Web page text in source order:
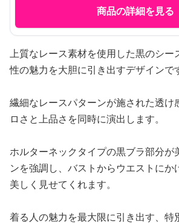
商品の詳細を見る
上質なレース素材を使用した黒のシー
性の魅力を大胆に引き出すデザインで
繊細なレースパターンが施された透け
ロさと上品さを同時に演出します。
ホルターネックタイプの黒ブラ部分が
ンを強調し、バストからウエストにか
美しく見せてくれます。
着る人の魅力を最大限に引き出す、特